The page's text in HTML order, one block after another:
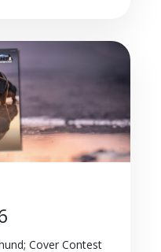
Cover Contest